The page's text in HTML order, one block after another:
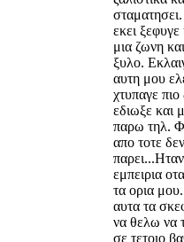
εκει
μια ζωνη
ξυλο.
αυτη μου
χτυπαγε
εδιωξε και
παρω τηλ.
απο τοτε
εμπειρια
τα ορια
αυτα τα
να θελω να
σε τετοιο